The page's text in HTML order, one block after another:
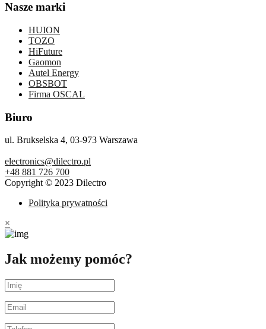
Nasze marki
HUION
TOZO
HiFuture
Gaomon
Autel Energy
OBSBOT
Firma OSCAL
Biuro
ul. Brukselska 4, 03-973 Warszawa
electronics@dilectro.pl
+48 881 726 700
Copyright © 2023 Dilectro
Polityka prywatności
×
Jak możemy pomóc?